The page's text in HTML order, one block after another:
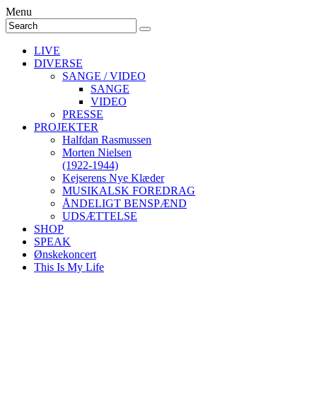
Menu
LIVE
DIVERSE
SANGE / VIDEO
SANGE
VIDEO
PRESSE
PROJEKTER
Halfdan Rasmussen
Morten Nielsen
(1922-1944)
Kejserens Nye Klæder
MUSIKALSK FOREDRAG
ÅNDELIGT BENSPÆND
UDSÆTTELSE
SHOP
SPEAK
Ønskekoncert
This Is My Life